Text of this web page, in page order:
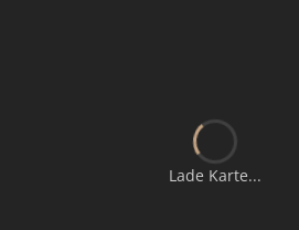
Lade Karte...